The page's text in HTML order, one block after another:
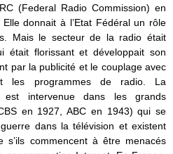
(Federal Radio Commission) en
donnait à l’Etat Fédéral un rôle
Mais le secteur de la radio était
était florissant et développait son
par la publicité et le couplage avec
les programmes de radio. La
est intervenue dans les grands
en 1927, ABC en 1943) qui se
dans la télévision et existent
s’ils commencent à être menacés